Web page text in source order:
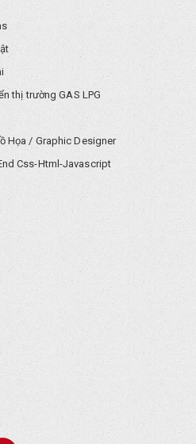
thị trường GAS LPG
Họa / Graphic Designer
Css-Html-Javascript